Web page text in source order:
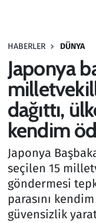
HABERLER DÜNYA
Japonya
dağıttı,
kendim
Japonya
seçilen 15
göndermesi
parasını
güvensizlik
Haber
Kültür Sanat
Kurumsal
Lezzet Durağı
Memur ve
Otomobil